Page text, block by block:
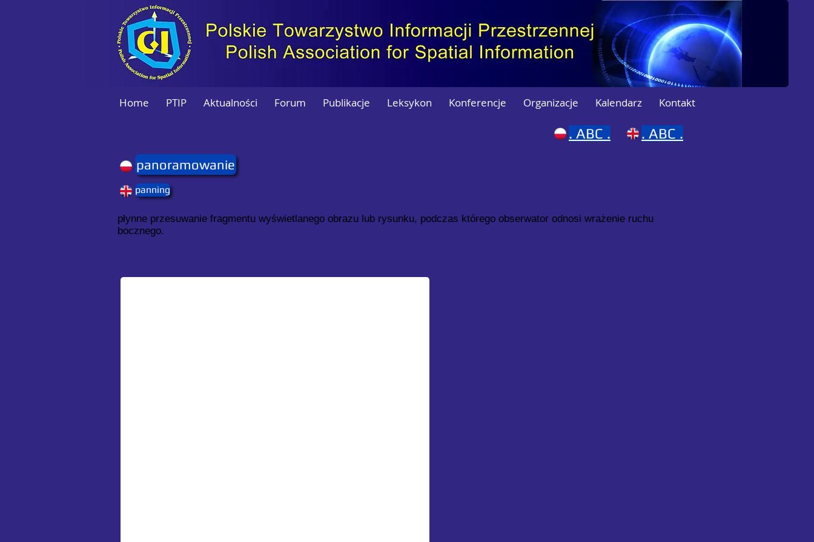
Home PTIP Aktualności Forum Publikacje Leksykon Konferencje Organizacje Kalendarz Kontakt
. ABC . . ABC .
panoramowanie
panning
płynne przesuwanie fragmentu wyświetlanego obrazu lub rysunku, podczas którego obserwator odnosi wrażenie ruchu
bocznego.